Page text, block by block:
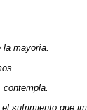
la mayoría.
sufrimiento que